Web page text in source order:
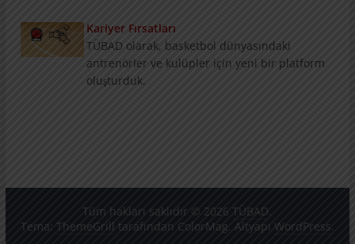
antrenörler ve kulüpler için yeni bir platform
oluşturduk.
Tüm hakları saklıdır © 2026TÜBAD
Tema: ThemeGrill tarafından ColorMag. Altyapı WordPress